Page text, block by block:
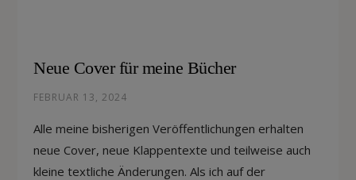
Neue Cover für meine Bücher
FEBRUAR 13, 2024
Alle meine bisherigen Veröffentlichungen erhalten
neue Cover, neue Klappentexte und teilweise auch
kleine textliche Änderungen. Als ich auf der